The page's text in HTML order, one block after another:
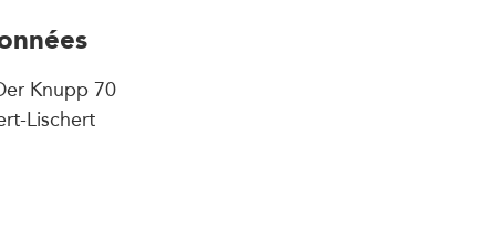
Knupp 70
Lischert